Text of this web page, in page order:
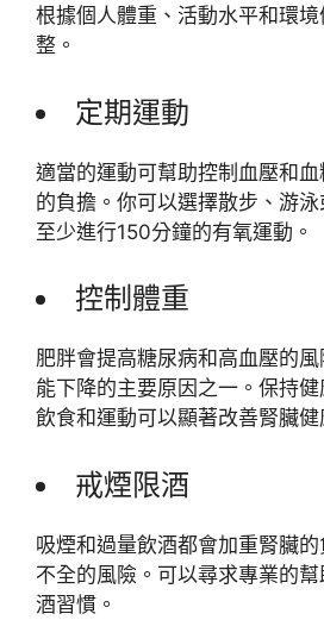
根據個人體重、活動水平和環
整。
定期運動
適當的運動可幫助控制血壓和
的負擔。你可以選擇散步、游
至少進行150分鐘的有氧運動。
控制體重
肥胖會提高糖尿病和高血壓的
能下降的主要原因之一。保持
飲食和運動可以顯著改善腎臟健
戒煙限酒
吸煙和過量飲酒都會加重腎臟
不全的風險。可以尋求專業的
酒習慣。